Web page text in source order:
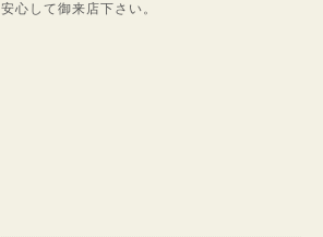
安心して御来店下さい。